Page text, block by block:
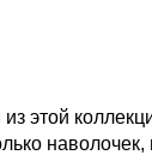
этой